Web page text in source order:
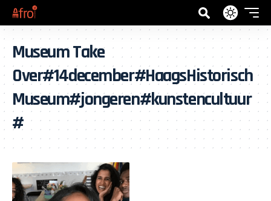
Museum Take
Over#14december#HaagsHistorisch
Museum#jongeren#kunstencultuur
#